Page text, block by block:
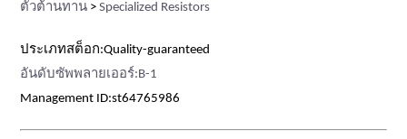
ตัวต้านทาน >Specialized Resistors
ประเภทสต็อก:Quality-guaranteed
อันดับซัพพลายเออร์:B-1
Management ID:st64765986